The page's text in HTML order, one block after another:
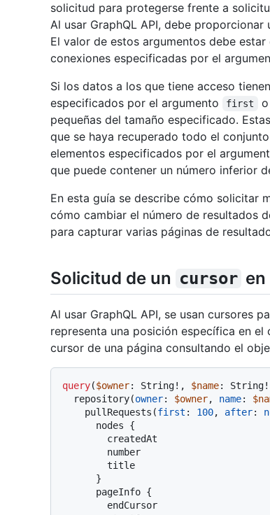
solicitud para protegerse frente a
Al usar GraphQL API, debe proporcionar
El valor de estos argumentos debe
conexiones especificadas por el
Si los datos a los que tiene acceso
especificados por el argumento
first o
pequeñas del tamaño especificado.
que se haya recuperado todo el
elementos especificados por el
que puede contener un número inferior
En esta guía se describe cómo solicitar
cómo cambiar el número de resultados
para capturar varias páginas de
Solicitud de un cursor
Al usar GraphQL API, se usan cursores
representa una posición específica en
cursor de una página consultando el
query($owner: String! , $name: String!
  repository
(owner: $owner, name:
    pullRequests
(first : 100, after:
      nodes
{
}
      pageInfo
{